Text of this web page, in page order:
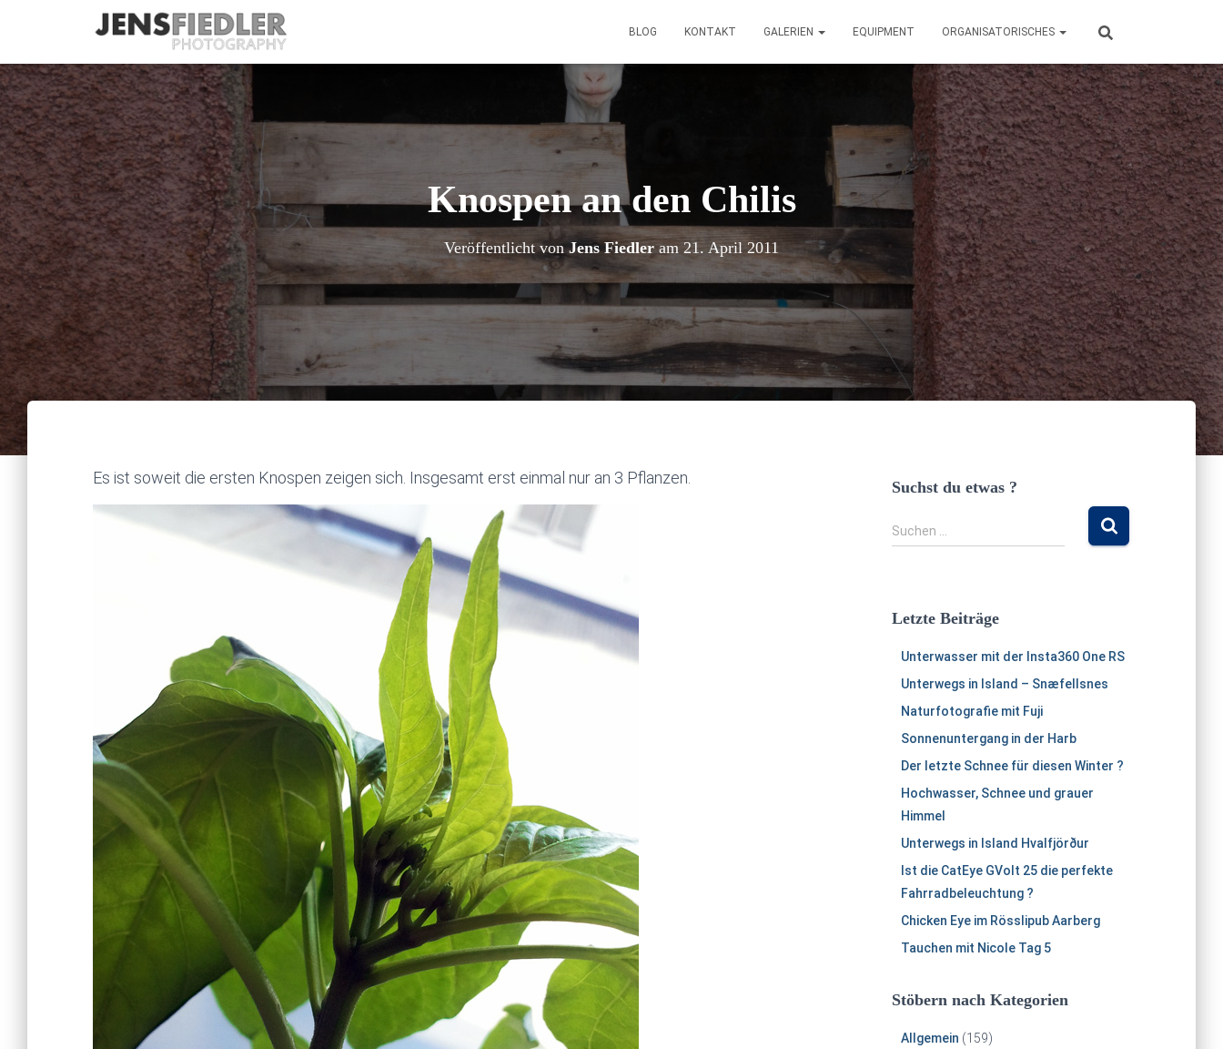
BLOG KONTAKT GALERIEN EQUIPMENT ORGANISATORISCHES
Knospen an den Chilis
Veröffentlicht vonJens Fiedler am 21. April 2011
Es ist soweit die ersten Knospen zeigen sich. Insgesamt erst einmal nur an 3 Pflanzen. Suchst du etwas ?
S
u
n
Suchen …
Letzte Beiträge
Unterwasser mit der Insta360 One RS
Unterwegs in Island – Snæfellsnes
Naturfotografie mit Fuji
Sonnenuntergang in der Harb
Der letzte Schnee für diesen Winter ?
Hochwasser, Schnee und grauer
Himmel
Unterwegs in Island Hvalfjörður
Ist die CatEye GVolt 25 die perfekte
Fahrradbeleuchtung ?
Chicken Eye im Rösslipub Aarberg
Tauchen mit Nicole Tag 5
Stöbern nach Kategorien
Allgemein (159)